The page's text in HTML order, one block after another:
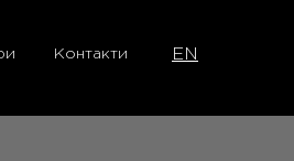
Контакти EN